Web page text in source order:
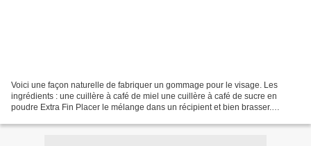
Voici une façon naturelle de fabriquer un gommage pour le visage. Les
ingrédients : une cuillère à café de miel une cuillère à café de sucre en
poudre Extra Fin Placer le mélange dans un récipient et bien brasser.